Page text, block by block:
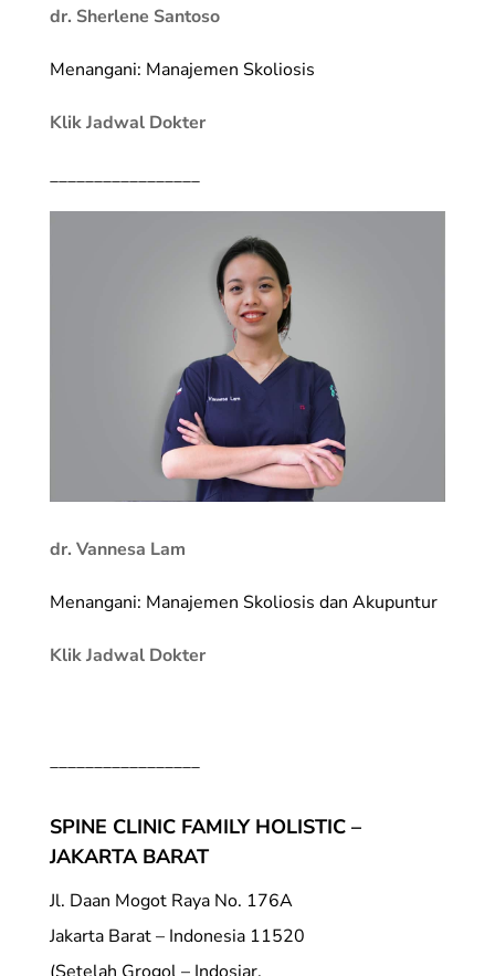
dr. Sherlene Santoso
Menangani: Manajemen Skoliosis
Klik Jadwal Dokter
_________________
dr. Vannesa Lam
Menangani: Manajemen Skoliosis dan Akupuntur
Klik Jadwal Dokter
_________________
SPINE CLINIC FAMILY HOLISTIC –
JAKARTA BARAT
Jl. Daan Mogot Raya No. 176A
Jakarta Barat – Indonesia 11520